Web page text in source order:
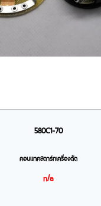
580C1-70
คอนแทคสตาร์ทเครื่องตัด
n/a